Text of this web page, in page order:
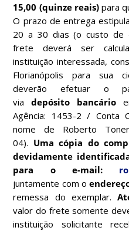
15,00 (quinze reais)para
O prazo de entrega
20 a 30 dias (o custo de
frete deverá ser
instituição interessada,
Florianópolis para sua
deverão efetuar o
viadepósito bancário
Agência: 1453-2 / Conta
nome de Roberto
04). Uma cópia do
devidamente
para o e-mail:
juntamente com o
remessa do exemplar.
valor do frete somente
instituição solicitante